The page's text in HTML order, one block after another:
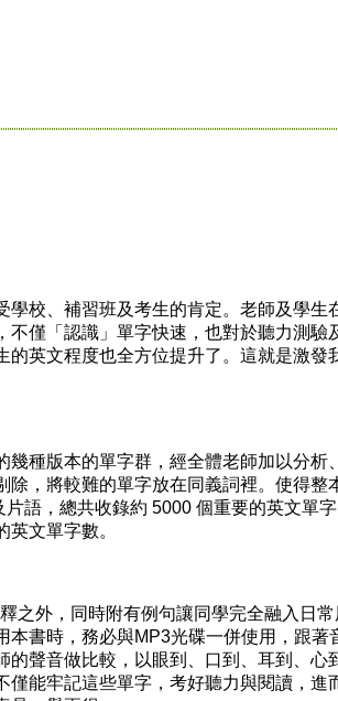
校、補習班及考生的肯定。老師及學生
不僅「認識」單字快速，也對於聽力測驗
的英文程度也全方位提升了。這就是激發
種版本的單字群，經全體老師加以分析
除，將較難的單字放在同義詞裡。使得整
語，總共收錄約 5000 個重要的英文單
文單字數。
外，同時附有例句讓同學完全融入日常
本書時，務必與MP3光碟一併使用，跟著
的聲音做比較，以眼到、口到、耳到、心
僅能牢記這些單字，考好聽力與閱讀，進